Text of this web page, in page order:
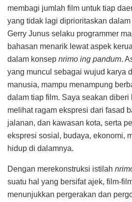
membagi jumlah film untuk tiap
yang tidak lagi diprioritaskan
Gerry Junus selaku programmer
bahasan menarik lewat aspek
dalam konsep nrimo ing pandum.
yang muncul sebagai wujud karya
manusia, mampu menampung
dalam tiap film. Saya seakan diberi
melihat ragam ekspresi dari fasad
jalanan, dan kawasan kota, serta
ekspresi sosial, budaya, ekonomi,
hidup di dalamnya.
Dengan merekonstruksi istilah
suatu hal yang bersifat ajek, film-
menunjukkan pergerakan dan